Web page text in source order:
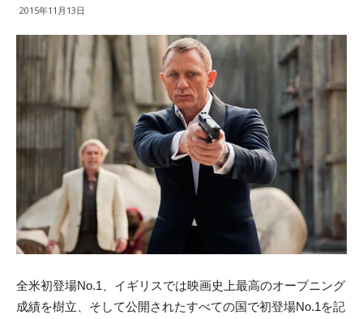
2015年11月13日
全米初登場No.1、イギリスでは映画史上最高のオープニング
成績を樹立、そして公開されたすべての国で初登場No.1を記